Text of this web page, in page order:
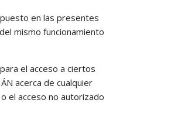
en las presentes
mismo funcionamiento
el acceso a ciertos
acerca de cualquier
el acceso no autorizado